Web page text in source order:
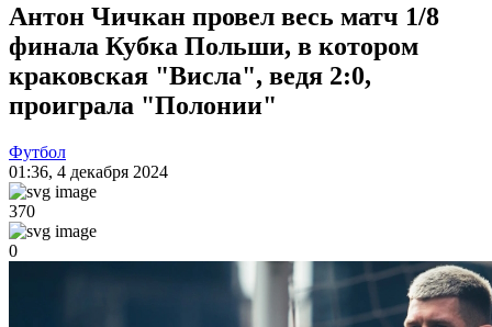
Антон Чичкан провел весь матч 1/8
финала Кубка Польши, в котором
краковская "Висла", ведя 2:0,
проиграла "Полонии"
Футбол
01:36, 4 декабря 2024
370
0